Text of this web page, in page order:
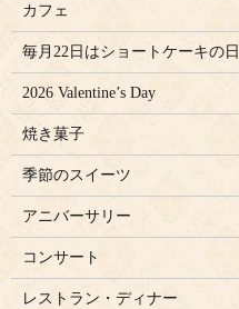
カフェ
毎月22日はショートケーキの日
2026 Valentine’s Day
焼き菓子
季節のスイーツ
アニバーサリー
コンサート
レストラン・ディナー